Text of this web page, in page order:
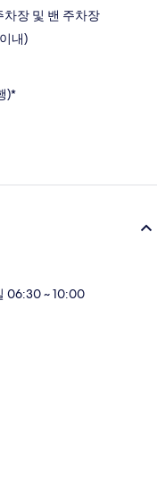
장 및 밴 주차장
내)
)*
06:30 ~ 10:00